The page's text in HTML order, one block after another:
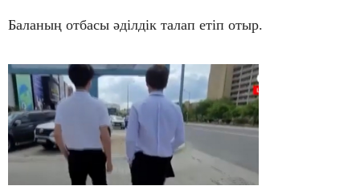
Баланың отбасы әділдік талап етіп отыр.